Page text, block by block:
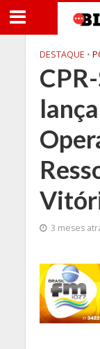
DESTAQUE •
3 meses